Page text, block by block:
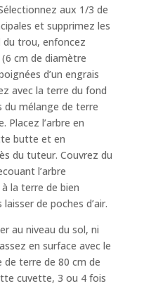
aux 1/3 de
et supprimez les
du trou, enfoncez
cm de diamètre
d’un engrais
avec la terre du fond
du mélange de terre
Placez l’arbre en
butte et en
du tuteur. Couvrez du
l’arbre
la terre de bien
de poches d’air.
au niveau du sol, ni
en surface avec le
terre de 80 cm de
cuvette, 3 ou 4 fois